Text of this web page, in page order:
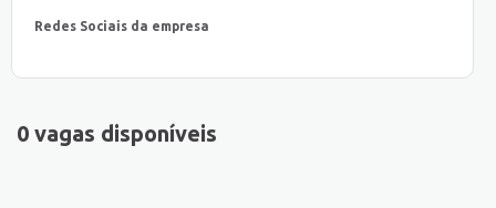
Redes Sociais da empresa
0 vagas disponíveis